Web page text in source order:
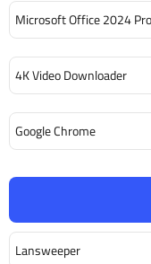
Lansweeper
Microsoft Office 2024
4K Video Downloader
Google Chrome